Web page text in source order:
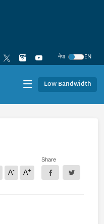
नेपा
EN
Low Bandwidth
A- A+
Share